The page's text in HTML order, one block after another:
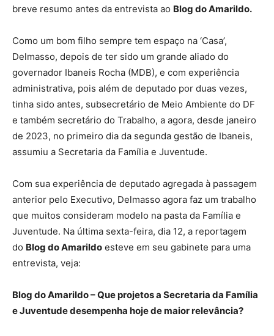
breve resumo antes da entrevista ao Blog do Amarildo.
Como um bom filho sempre tem espaço na ‘Casa’,
Delmasso, depois de ter sido um grande aliado do
governador Ibaneis Rocha (MDB), e com experiência
administrativa, pois além de deputado por duas vezes,
tinha sido antes, subsecretário de Meio Ambiente do DF
e também secretário do Trabalho, a agora, desde janeiro
de 2023, no primeiro dia da segunda gestão de Ibaneis,
assumiu a Secretaria da Família e Juventude.
Com sua experiência de deputado agregada à passagem
anterior pelo Executivo, Delmasso agora faz um trabalho
que muitos consideram modelo na pasta da Família e
Juventude. Na última sexta-feira, dia 12, a reportagem
do Blog do Amarildo esteve em seu gabinete para uma
entrevista, veja:
Blog do Amarildo – Que projetos a Secretaria da Família
e Juventude desempenha hoje de maior relevância?